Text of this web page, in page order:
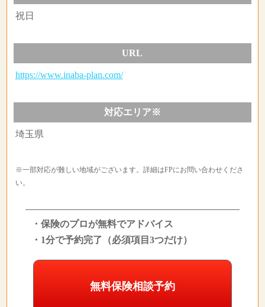
祝日
URL
https://www.inaba-plan.com/
対応エリア※
埼玉県
※一部対応が難しい地域がございます。詳細はFPにお問い合わせくださ
い。
・保険のプロが無料でアドバイス
・1分で予約完了（必須項目3つだけ）
無料保険相談予約